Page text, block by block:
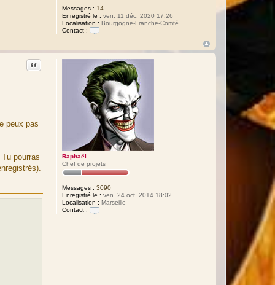
Messages : 14
Enregistré le : ven. 11 déc. 2020 17:26
Localisation : Bourgogne-Franche-Comté
Contact :
n
t
a
c
t
e
r
c
o
u
z
m
a
Raphaël
Chef de projets
Messages : 3090
Enregistré le : ven. 24 oct. 2014 18:02
Localisation : Marseille
Contact :
Citation
peux pas
. Tu pourras